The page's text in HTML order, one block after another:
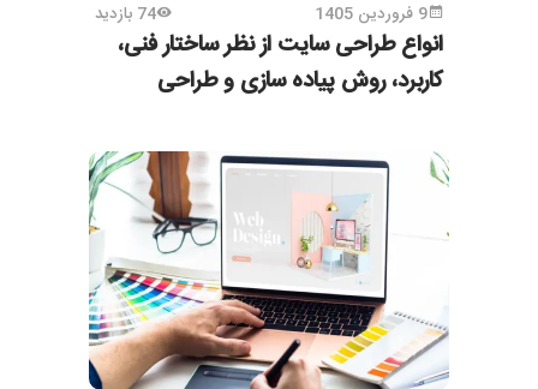
9 فروردین 1405 74 بازدید
انواع طراحی سایت از نظر ساختار فنی،
کاربرد، روش پیاده سازی و طراحی